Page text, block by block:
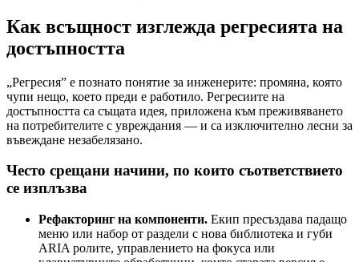
Как всъщност изглежда регресията на
достъпността
„Регресия” е познато понятие за инженерите: промяна, която
чупи нещо, което преди е работило. Регресиите на
достъпността са същата идея, приложена към преживяването
на потребителите с увреждания — и са изключително лесни за
въвеждане незабелязано.
Често срещани начини, по които съответствието
се изплъзва
Рефакторинг на компоненти. Екип пресъздава падащо
меню или набор от раздели с нова библиотека и губи
ARIA ролите, управлението на фокуса или